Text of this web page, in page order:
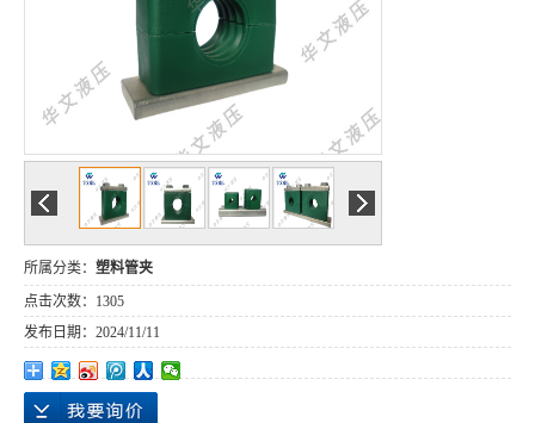
所属分类： 塑料管夹
点击次数： 1305
发布日期： 2024/11/11